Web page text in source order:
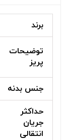
برند
توضیحات
پریز
جنس بدنه
حداکثر
جریان
انتقالی